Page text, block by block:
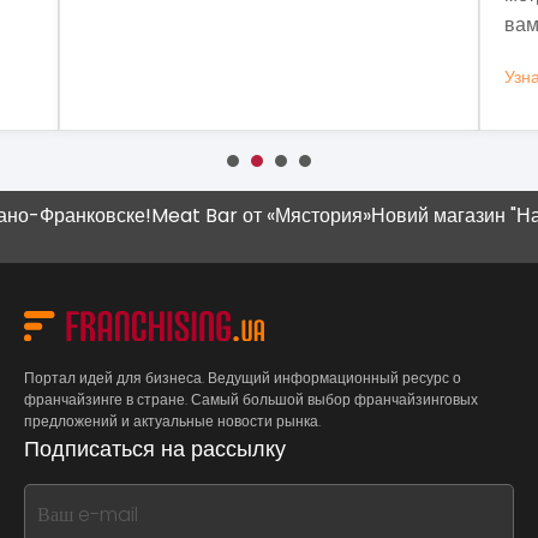
Meat Bar от «Мястория»Новий магазин "Наш
Портал идей для бизнеса. Ведущий информационный ресурс о
франчайзинге в стране. Самый большой выбор франчайзинговых
предложений и актуальные новости рынка.
Подписаться на рассылку
If
you